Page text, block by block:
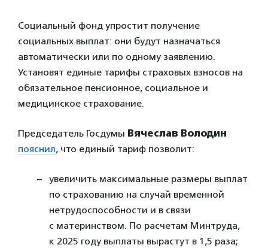
Социальный фонд упростит получение
социальных выплат: они будут назначаться
автоматически или по одному заявлению.
Установят единые тарифы страховых взносов на
обязательное пенсионное, социальное и
медицинское страхование.
Председатель Госдумы Вячеслав Володин
пояснил, что единый тариф позволит:
увеличить максимальные размеры выплат
по страхованию на случай временной
нетрудоспособности и в связи
с материнством. По расчетам Минтруда,
к 2025 году выплаты вырастут в 1,5 раза;